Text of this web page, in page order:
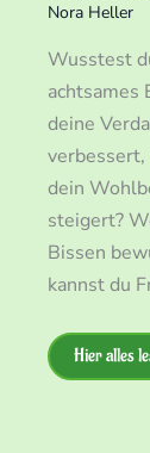
Nora Heller
Wusstest
achtsames
deine
verbessert,
dein
steigert?
Bissen
kannst du
Hier alles